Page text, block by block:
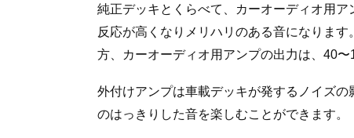
純正デッキとくらべて、カーオーディオ用
反応が高くなりメリハリのある音になりま
方、カーオーディオ用アンプの出力は、40〜
外付けアンプは車載デッキが発するノイズ
のはっきりした音を楽しむことができます。